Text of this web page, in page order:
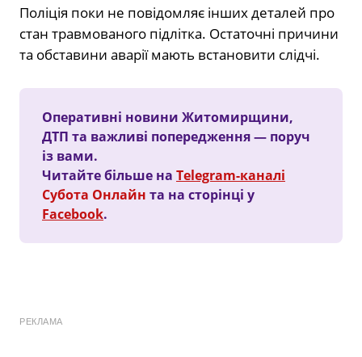
Поліція поки не повідомляє інших деталей про
стан травмованого підлітка. Остаточні причини
та обставини аварії мають встановити слідчі.
Оперативні новини Житомирщини,
ДТП та важливі попередження — поруч
із вами.
Читайте більше на Telegram-каналі
Субота Онлайн та на сторінці у
Facebook.
РЕКЛАМА